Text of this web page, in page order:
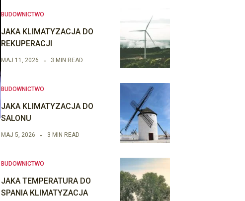
BUDOWNICTWO
JAKA KLIMATYZACJA DO
REKUPERACJI
MAJ 11, 2026 3 MIN READ
BUDOWNICTWO
JAKA KLIMATYZACJA DO
SALONU
MAJ 5, 2026 3 MIN READ
BUDOWNICTWO
JAKA TEMPERATURA DO
SPANIA KLIMATYZACJA